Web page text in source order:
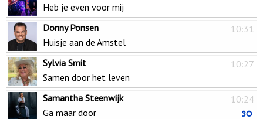
Heb je even voor mij
10:31
Donny Ponsen
Huisje aan de Amstel
10:27
Sylvia Smit
Samen door het leven
10:24
Samantha Steenwijk
Ga maar door